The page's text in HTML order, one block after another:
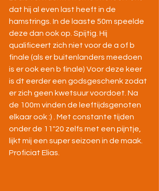
dat hij al even last heeft in de
hamstrings. In de laaste 50m speelde
deze dan ook op. Spijtig. Hij
qualificeert zich niet voor de a of b
finale (als er buitenlanders meedoen
is er ook een b finale) Voor deze keer
is dt eerder een godsgeschenk zodat
er zich geen kwetsuur voordoet. Na
de 100m vinden de leeftijdsgenoten
elkaar ook :) . Met constante tijden
onder de 11"20 zelfs met een pijntje,
lijkt mij een super seizoen in de maak.
Proficiat Elias.